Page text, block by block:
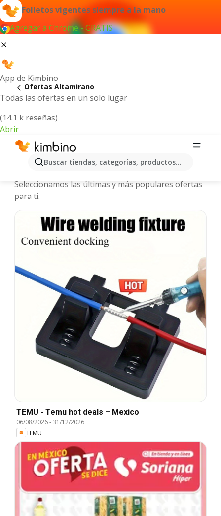
Folletos vigentes siempre a la mano
Agregar a Chrome - GRATIS
App de Kimbino
Todas las ofertas en un solo lugar
(14.1 k reseñas)
Abrir
Buscar tiendas, categorías, productos...
Ofertas Altamirano
Altamirano - Folletos y ofertas más
Seleccionamos las últimas y más populares ofertas
para ti.
TEMU - Temu hot deals – Mexico
06/08/2026-31/12/2026
TEMU